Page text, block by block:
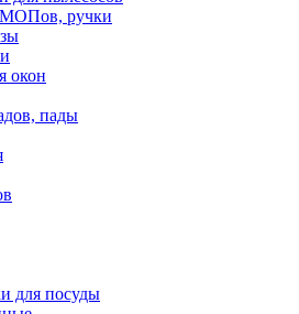
ручки
окон
пады
для посуды